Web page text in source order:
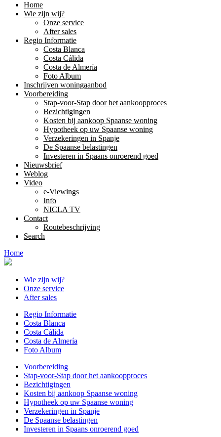
Home
Wie zijn wij?
Onze service
After sales
Regio Informatie
Costa Blanca
Costa Cálida
Costa de Almería
Foto Album
Inschrijven woningaanbod
Voorbereiding
Stap-voor-Stap door het aankoopproces
Bezichtigingen
Kosten bij aankoop Spaanse woning
Hypotheek op uw Spaanse woning
Verzekeringen in Spanje
De Spaanse belastingen
Investeren in Spaans onroerend goed
Nieuwsbrief
Weblog
Video
e-Viewings
Info
NICLA TV
Contact
Routebeschrijving
Search
Home
Wie zijn wij?
Onze service
After sales
Regio Informatie
Costa Blanca
Costa Cálida
Costa de Almería
Foto Album
Voorbereiding
Stap-voor-Stap door het aankoopproces
Bezichtigingen
Kosten bij aankoop Spaanse woning
Hypotheek op uw Spaanse woning
Verzekeringen in Spanje
De Spaanse belastingen
Investeren in Spaans onroerend goed